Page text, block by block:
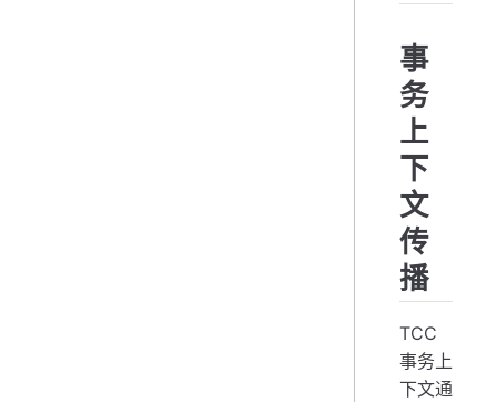
事
务
上
下
文
传
播
TCC
事务上
下文通